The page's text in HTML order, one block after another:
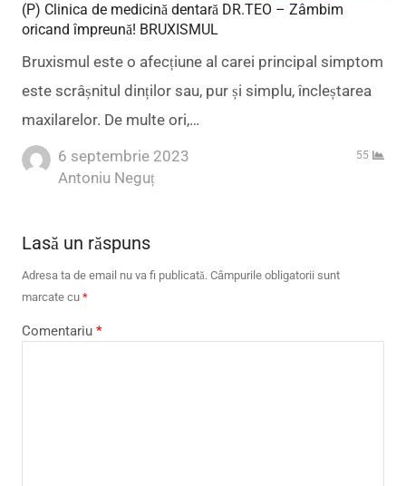
(P) Clinica de medicină dentară DR.TEO – Zâmbim
oricand împreună! BRUXISMUL
Bruxismul este o afecțiune al carei principal simptom
este scrâșnitul dinților sau, pur și simplu, încleștarea
maxilarelor. De multe ori,…
6 septembrie 2023
Author
Antoniu Neguț
55
Lasă un răspuns
Adresa ta de email nu va fi publicată. Câmpurile obligatorii sunt
marcate cu *
Comentariu *